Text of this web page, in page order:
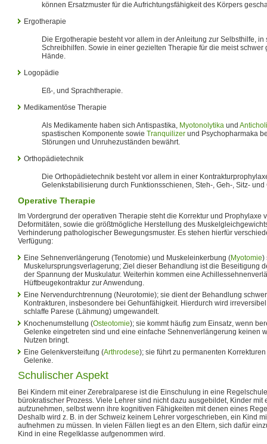
können Ersatzmuster für die Aufrichtungsfähigkeit des Körpers
Ergotherapie
Die Ergotherapie besteht vor allem in der Anleitung zur Selbsthilfe,
Schreibhilfen. Sowie in einer gezielten Therapie für die meist schwer
Hände.
Logopädie
Eß-, und Sprachtherapie.
Medikamentöse Therapie
Als Medikamente haben sich Antispastika, Myotonolytika und
spastischen Komponente sowie Tranquilizer und Psychopharmaka
Störungen und Unruhezuständen bewährt.
Orthopädietechnik
Die Orthopädietechnik besteht vor allem in einer
Gelenkstabilisierung durch Funktionsschienen, Steh-, Geh-, Sitz- und
Operative Therapie
Im Vordergrund der operativen Therapie steht die Korrektur und Prophylaxe
Deformitäten, sowie die größtmögliche Herstellung des
Verhinderung pathologischer Bewegungsmuster. Es stehen hierfür
Verfügung:
Eine Sehnenverlängerung (Tenotomie) und Muskeleinkerbung (Myotomie)
Muskelursprungsverlagerung; Ziel dieser Behandlung ist die Beseitigung
der Spannung der Muskulatur. Weiterhin kommen eine
Hüftbeugekontraktur zur Anwendung.
Eine Nervendurchtrennung (Neurotomie); sie dient der Behandlung
Kontrakturen, insbesondere bei Gehunfähigkeit. Hierdurch wird
schlaffe Parese (Lähmung) umgewandelt.
Knochenumstellung (Osteotomie); sie kommt häufig zum Einsatz, wenn
Gelenke eingetreten sind und eine einfache Sehnenverlängerung keinen
Nutzen bringt.
Eine Gelenkversteifung (Arthrodese); sie führt zu permanenten
Gelenke.
Schulischer Aspekt
Bei Kindern mit einer Zerebralparese ist die Einschulung in eine
bürokratischer Prozess. Viele Lehrer sind nicht dazu ausgebildet, Kinder
aufzunehmen, selbst wenn ihre kognitiven Fähigkeiten mit denen eines
Deshalb wird z. B. in der Schweiz keinem Lehrer vorgeschrieben, ein Kind
aufnehmen zu müssen. In vielen Fällen liegt es an den Eltern, sich dafür
Kind in eine Regelklasse aufgenommen wird.